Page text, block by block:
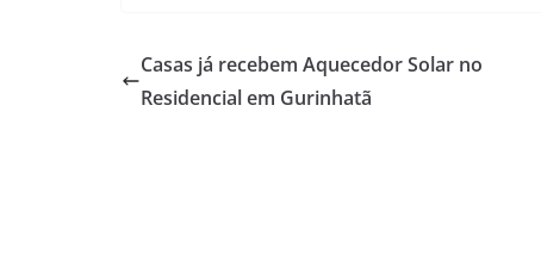
Casas já recebem Aquecedor Solar no
Residencial em Gurinhatã